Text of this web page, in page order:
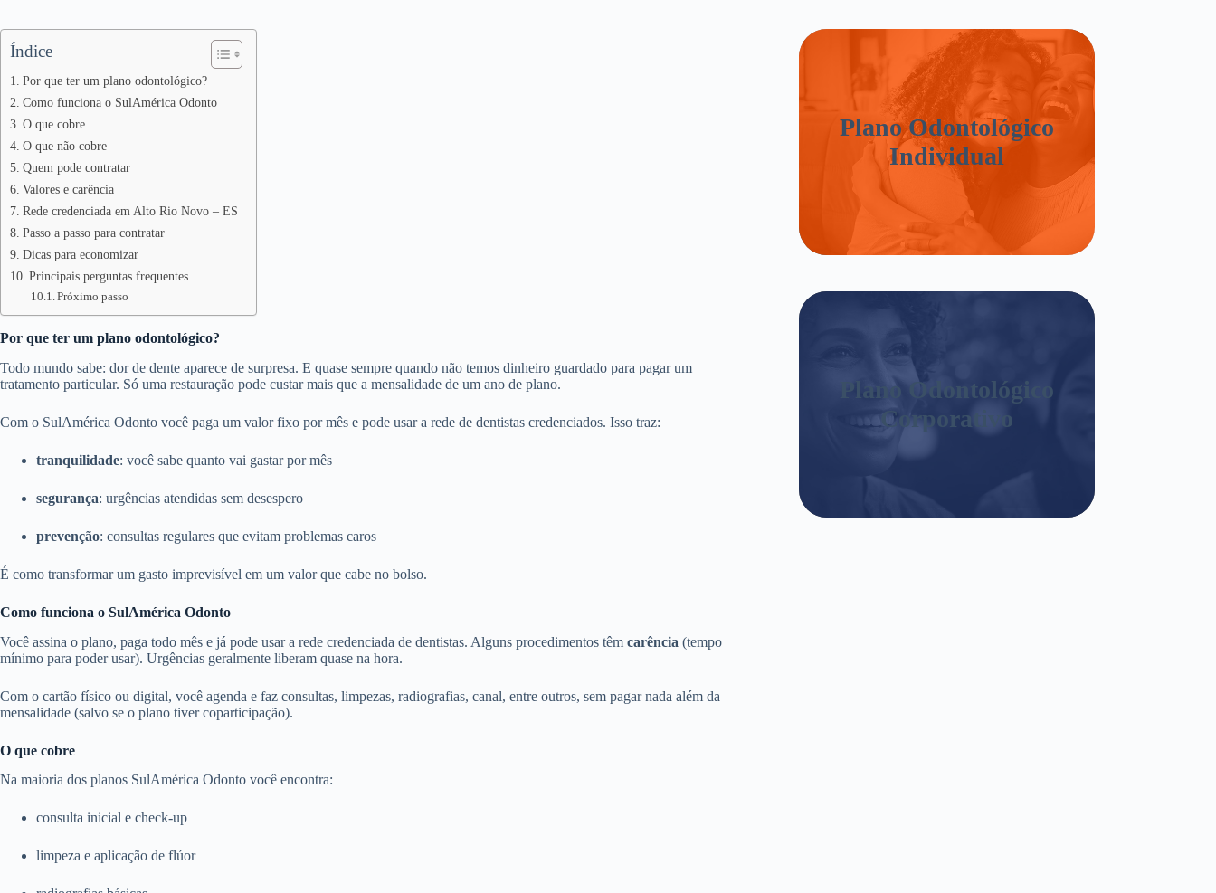
Índice
Por que ter um plano odontológico?
Como funciona o SulAmérica Odonto
O que cobre
O que não cobre
Quem pode contratar
Valores e carência
Rede credenciada em Alto Rio Novo – ES
Passo a passo para contratar
Dicas para economizar
Principais perguntas frequentes
Próximo passo
Por que ter um plano odontológico?
Todo mundo sabe: dor de dente aparece de surpresa. E quase sempre quando não temos dinheiro guardado para pagar um
tratamento particular. Só uma restauração pode custar mais que a mensalidade de um ano de plano.
Com o SulAmérica Odonto você paga um valor fixo por mês e pode usar a rede de dentistas credenciados. Isso traz:
tranquilidade: você sabe quanto vai gastar por mês
segurança: urgências atendidas sem desespero
prevenção: consultas regulares que evitam problemas caros
É como transformar um gasto imprevisível em um valor que cabe no bolso.
Como funciona o SulAmérica Odonto
Você assina o plano, paga todo mês e já pode usar a rede credenciada de dentistas. Alguns procedimentos têm carência (tempo
mínimo para poder usar). Urgências geralmente liberam quase na hora.
Com o cartão físico ou digital, você agenda e faz consultas, limpezas, radiografias, canal, entre outros, sem pagar nada além da
mensalidade (salvo se o plano tiver coparticipação).
O que cobre
Na maioria dos planos SulAmérica Odonto você encontra:
consulta inicial e check-up
limpeza e aplicação de flúor
Plano Odontológico
Individual
Plano Odontológico
Corporativo